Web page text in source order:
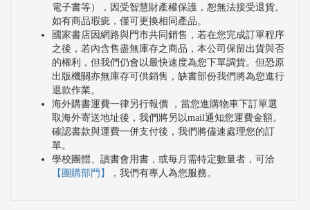
電子書等），因受智慧財產權保護，恕無法接受退貨。
如有商品瑕疵，僅可更換相同產品。
國家書店因網路與門市共同銷售，若在您完成訂單程序
之後，若內含售盡無庫存之商品，本公司保留出貨與否
的權利，但我們仍會以最快速度為您下單調貨。但恐原
出版機關亦無庫存可供銷售，缺書部份我們將為您進行
退款作業。
海外購書運費一律另行報價 ，當您進購物車下訂單選
取海外寄送地址後，我們將另以mail通知您運費金額。
確認書款與運費一併支付後，我們將儘速處理您的訂
單。
學校團體、讀書會用書，或每月需特定數量者，可洽
【團購部門】
，我們有專人為您服務。